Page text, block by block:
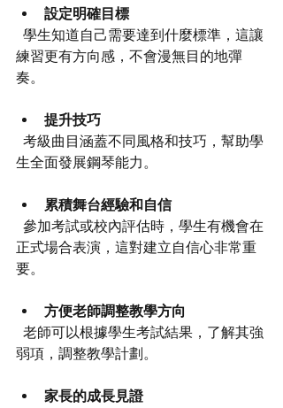
設定明確目標
練習更有方向感，不會漫無目的地彈
奏。
提升技巧
生全面發展鋼琴能力。
累積舞台經驗和自信
正式場合表演，這對建立自信心非常重
要。
方便老師調整教學方向
弱項，調整教學計劃。
家長的成長見證